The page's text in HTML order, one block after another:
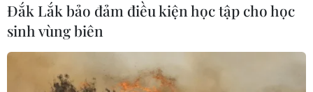
Đắk Lắk bảo đảm điều kiện học tập cho học
sinh vùng biên